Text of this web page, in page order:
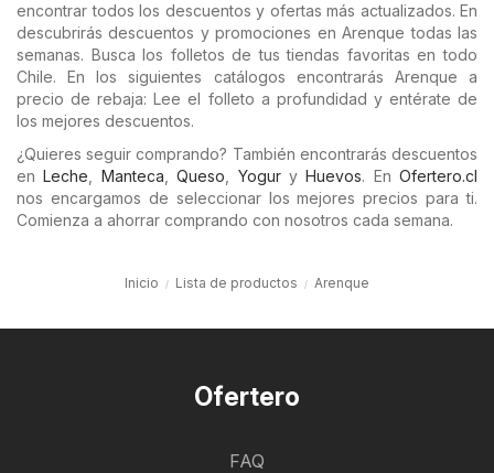
encontrar todos los descuentos y ofertas más actualizados. En
descubrirás descuentos y promociones en Arenque todas las
semanas. Busca los folletos de tus tiendas favoritas en todo
Chile. En los siguientes catálogos encontrarás Arenque a
precio de rebaja: Lee el folleto a profundidad y entérate de
los mejores descuentos.
¿Quieres seguir comprando? También encontrarás descuentos
enLeche Manteca ,Queso YoguryHuevos. En Ofertero.cl
nos encargamos de seleccionar los mejores precios para ti.
Comienza a ahorrar comprando con nosotros cada semana.
Inicio Lista de productos Arenque
Ofertero
FAQ